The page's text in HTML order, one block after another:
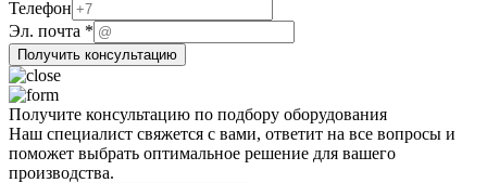
почта
Название
Телефон
Эл. почта *
Получить консультацию
Получите консультацию по подбору оборудования
Наш специалист свяжется с вами, ответит на все вопросы и
поможет выбрать оптимальное решение для вашего
производства.